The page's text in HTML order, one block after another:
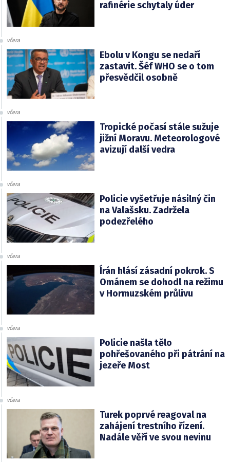
rafinérie schytaly úder
včera
Ebolu v Kongu se nedaří
zastavit. Šéf WHO se o tom
přesvědčil osobně
včera
Tropické počasí stále sužuje
jižní Moravu. Meteorologové
avizují další vedra
včera
Policie vyšetřuje násilný čin
na Valašsku. Zadržela
podezřelého
včera
Írán hlásí zásadní pokrok. S
Ománem se dohodl na režimu
v Hormuzském průlivu
včera
Policie našla tělo
pohřešovaného při pátrání na
jezeře Most
včera
Turek poprvé reagoval na
zahájení trestního řízení.
Nadále věří ve svou nevinu